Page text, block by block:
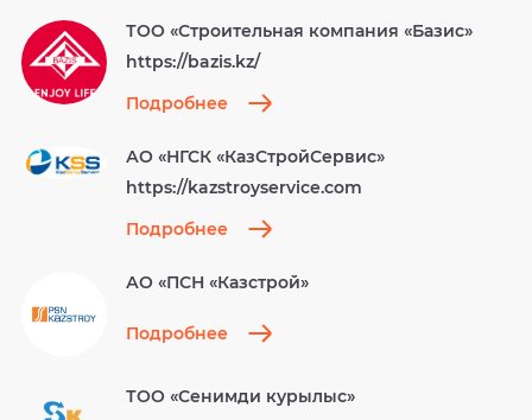
ТОО «Строительная компания «Базис»
https://bazis.kz/
Подробнее
АО «НГСК «КазСтройСервис»
https://kazstroyservice.com
Подробнее
АО «ПСН «Казстрой»
Подробнее
ТОО «Сенимди курылыс»